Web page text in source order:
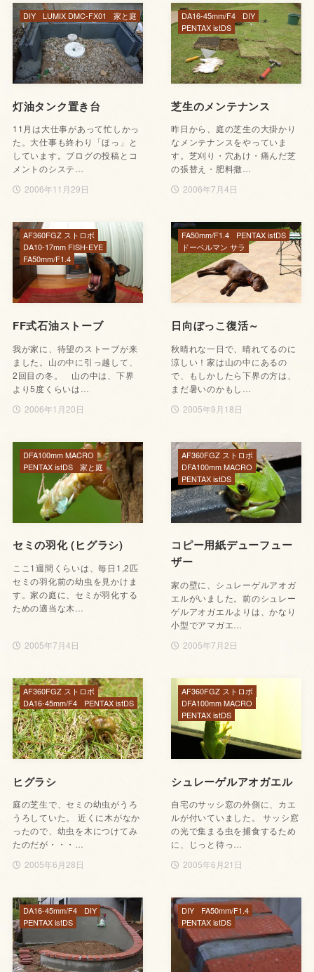
灯油タンク置き台
11月は大仕事があって忙しかっ
た。大仕事も終わり「ほっ」と
しています。ブログの投稿とコ
メントのシステ…
2006年11月29日
DIY LUMIX DMC-FX01 家と庭
芝生のメンテナンス
昨日から、庭の芝生の大掛かり
なメンテナンスをやっていま
す。芝刈り・穴あけ・痛んだ芝
の張替え・肥料撒…
2006年7月4日
DA16-45mm/F4
DIY
PENTAX istDS
FF式石油ストーブ
我が家に、待望のストーブが来
ました。山の中に引っ越して、
2回目の冬。 山の中は、下界
より5度くらいは…
2006年1月20日
AF360FGZ ストロボ
DA10-17mm FISH-EYE
FA50mm/F1.4
日向ぼっこ復活～
秋晴れな一日で、晴れてるのに
涼しい！家は山の中にあるの
で、もしかしたら下界の方は、
まだ暑いのかもし…
2005年9月18日
FA50mm/F1.4
PENTAX istDS
ドーベルマン サラ
セミの羽化 (ヒグラシ)
ここ1週間くらいは、毎日1,2匹
セミの羽化前の幼虫を見かけま
す。家の庭に、セミが羽化する
ための適当な木…
2005年7月4日
DFA100mm MACRO
PENTAX istDS
家と庭
コピー用紙デューフュー
ザー
家の壁に、シュレーゲルアオガ
エルがいました。前のシュレー
ゲルアオガエルよりは、かなり
小型でアマガエ…
2005年7月2日
AF360FGZ ストロボ
DFA100mm MACRO
PENTAX istDS
ヒグラシ
庭の芝生で、セミの幼虫がうろ
うろしていた。 近くに木がなか
ったので、幼虫を木につけてみ
たのだが・・・…
2005年6月28日
AF360FGZ ストロボ
DA16-45mm/F4
PENTAX istDS
シュレーゲルアオガエル
自宅のサッシ窓の外側に、カエ
ルが付いていました。 サッシ窓
の光で集まる虫を捕食するため
に、じっと待っ…
2005年6月21日
AF360FGZ ストロボ
DFA100mm MACRO
PENTAX istDS
DA16-45mm/F4
DIY
PENTAX istDS
DIY
FA50mm/F1.4
PENTAX istDS